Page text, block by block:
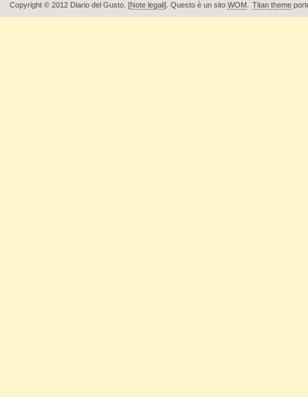
Copyright © 2012 Diario del Gusto. [Note legali]. Questo è un sito WOM Titan theme